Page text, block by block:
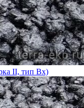
II, тип Вх)